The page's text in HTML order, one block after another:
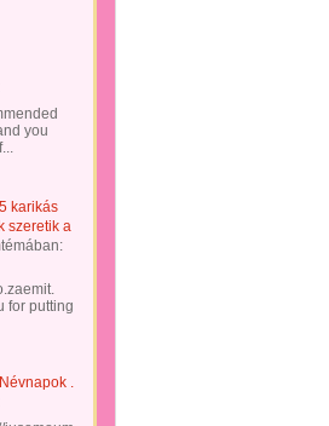
you
5 karikás
szeretik a
for putting
Névnapok .